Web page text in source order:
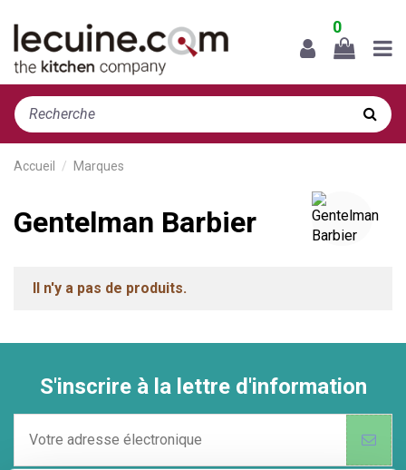
0
Accueil Marques
Gentelman Barbier
Il n'y a pas de produits.
S'inscrire à la lettre d'information